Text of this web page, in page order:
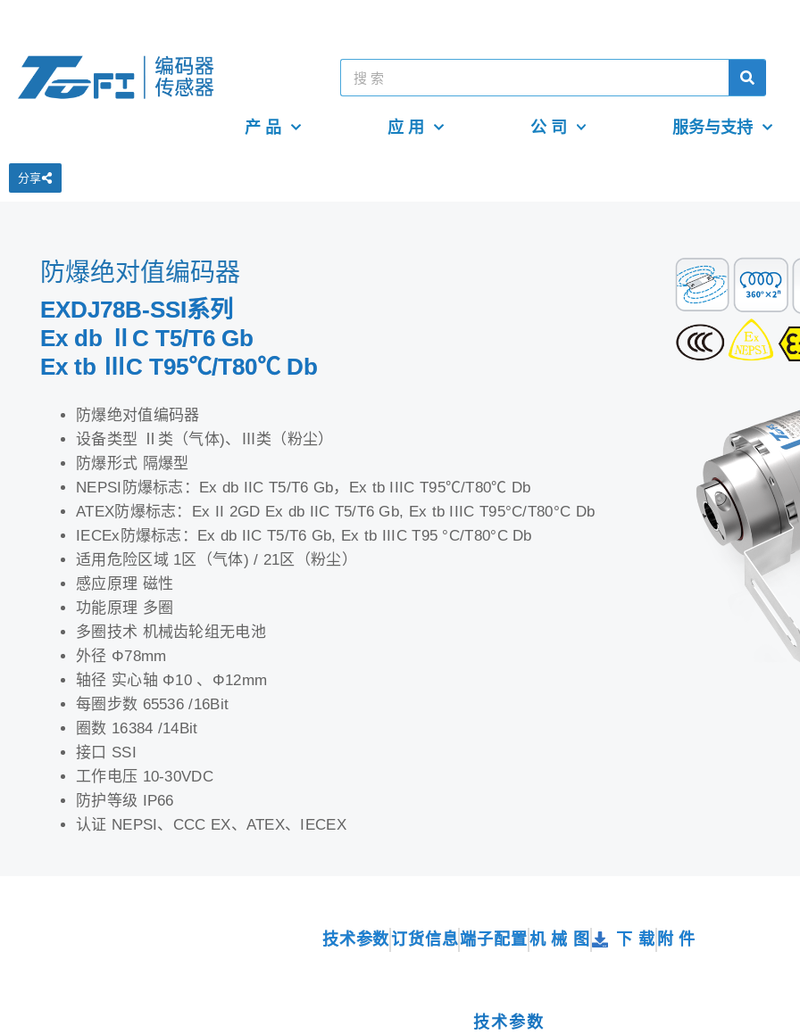
产 品 应 用 公 司 服务与支持
分享
防爆绝对值编码器
EXDJ78B-SSI系列
Ex db ⅡC T5/T6 Gb
Ex tb ⅢC T95℃/T80℃ Db
防爆绝对值编码器
设备类型 Ⅱ类（气体)、Ⅲ类（粉尘）
防爆形式 隔爆型
NEPSI防爆标志：Ex db IIC T5/T6 Gb，Ex tb IIIC T95℃/T80℃ Db
ATEX防爆标志：Ex II 2GD Ex db IIC T5/T6 Gb, Ex tb IIIC T95°C/T80°C Db
IECEx防爆标志：Ex db IIC T5/T6 Gb, Ex tb IIIC T95 °C/T80°C Db
适用危险区域 1区（气体) / 21区（粉尘）
感应原理 磁性
功能原理 多圈
多圈技术 机械齿轮组无电池
外径 Φ78mm
轴径 实心轴 Φ10 、Φ12mm
每圈步数 65536 /16Bit
圈数 16384 /14Bit
接口 SSI
工作电压 10-30VDC
防护等级 IP66
认证 NEPSI、CCC EX、ATEX、IECEX
技术参数订货信息端子配置机 械 图 下 载 附 件
技术参数